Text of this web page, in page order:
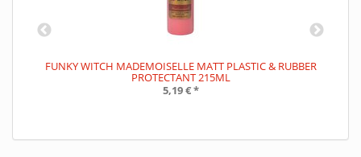
FUNKY WITCH MADEMOISELLE MATT PLASTIC & RUBBER
PROTECTANT 215ML
5,19 €*